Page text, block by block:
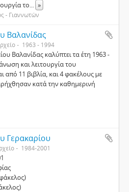
το... »
- Γιαννωτών
Βαλανίδας
1963 - 1994
Βαλανίδας καλύπτει τα έτη 1963 -
και λειτουργία του
από 11 βιβλία, και 4 φακέλους με
κατά την καθημερινή
Γερακαρίου
1984-2001